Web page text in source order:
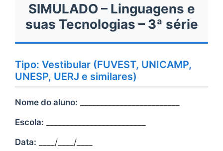
SIMULADO – Linguagens e
suas Tecnologias – 3ª série
Tipo: Vestibular (FUVEST, UNICAMP,
UNESP, UERJ e similares)
Nome do aluno:
Escola:
Data: ____/____/____